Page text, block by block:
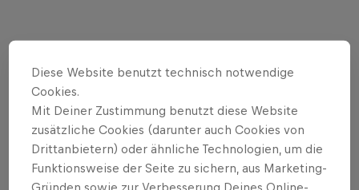
Downhill Highlights – Fort William
24:00 Min
Diese Website benutzt technisch notwendige
Cookies.
Mit Deiner Zustimmung benutzt diese Website
zusätzliche Cookies (darunter auch Cookies von
Drittanbietern) oder ähnliche Technologien, um die
Funktionsweise der Seite zu sichern, aus Marketing-
Gründen sowie zur Verbesserung Deines Online-